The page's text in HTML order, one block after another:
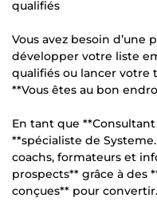
qualifiés
Vous avez besoin d’une
développer votre liste
qualifiés ou lancer votre
**Vous êtes au bon
En tant que
**spécialiste de
coachs, formateurs et
prospects** grâce à
conçues** pour convertir.